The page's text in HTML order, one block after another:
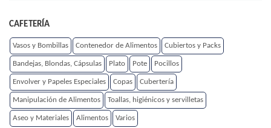
CAFETERÍA
Vasos y Bombillas Contenedor de Alimentos Cubiertos y Packs
Bandejas, Blondas, Cápsulas Plato Pote Pocillos
Envolver y Papeles Especiales Copas Cubertería
Manipulación de Alimentos Toallas, higiénicos y servilletas
Aseo y Materiales Alimentos Varios